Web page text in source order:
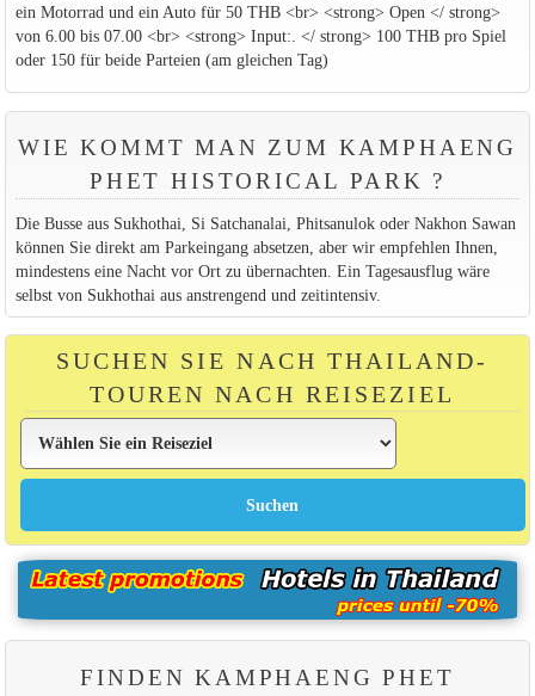
ein Motorrad und ein Auto für 50 THB <br> <strong> Open </ strong>
von 6.00 bis 07.00 <br> <strong> Input:. </ strong> 100 THB pro Spiel
oder 150 für beide Parteien (am gleichen Tag)
WIE KOMMT MAN ZUM KAMPHAENG
PHET HISTORICAL PARK ?
Die Busse aus Sukhothai, Si Satchanalai, Phitsanulok oder Nakhon Sawan
können Sie direkt am Parkeingang absetzen, aber wir empfehlen Ihnen,
mindestens eine Nacht vor Ort zu übernachten. Ein Tagesausflug wäre
selbst von Sukhothai aus anstrengend und zeitintensiv.
SUCHEN SIE NACH THAILAND-
TOUREN NACH REISEZIEL
FINDEN KAMPHAENG PHET